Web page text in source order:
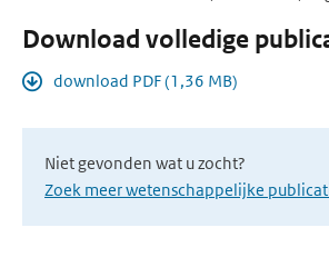
Download volledige
download PDF (1,36 MB)
Niet gevonden wat u zocht?
Zoek meer wetenschappelijke